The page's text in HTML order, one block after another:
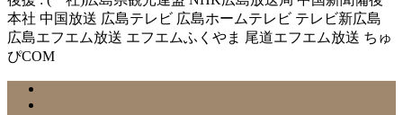
本社 中国放送 広島テレビ 広島ホームテレビ テレビ新広島
広島エフエム放送 エフエムふくやま 尾道エフエム放送 ちゅ
ぴCOM